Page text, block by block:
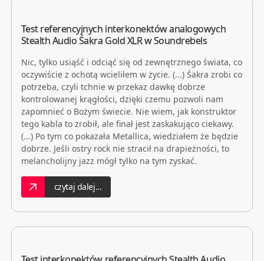
Test referencyjnych interkonektów analogowych
Stealth Audio Śakra Gold XLR w Soundrebels
Nic, tylko usiąść i odciąć się od zewnętrznego świata, co
oczywiście z ochotą wcieliłem w życie. (...) Śakra zrobi co
potrzeba, czyli tchnie w przekaz dawkę dobrze
kontrolowanej krągłości, dzięki czemu pozwoli nam
zapomnieć o Bożym świecie. Nie wiem, jak konstruktor
tego kabla to zrobił, ale finał jest zaskakująco ciekawy.
(...) Po tym co pokazała Metallica, wiedziałem że będzie
dobrze. Jeśli ostry rock nie stracił na drapieżności, to
melancholijny jazz mógł tylko na tym zyskać.
czytaj dalej...